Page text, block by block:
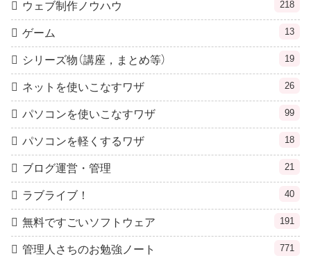
ウェブ制作ノウハウ 218
ゲーム 13
シリーズ物（講座，まとめ等） 19
ネットを使いこなすワザ 26
パソコンを使いこなすワザ 99
パソコンを軽くするワザ 18
ブログ運営・管理 21
ラブライブ！ 40
無料ですごいソフトウェア 191
管理人さちのお勉強ノート 771